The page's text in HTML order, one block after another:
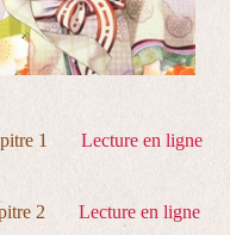
1 Lecture en ligne
2 Lecture en ligne